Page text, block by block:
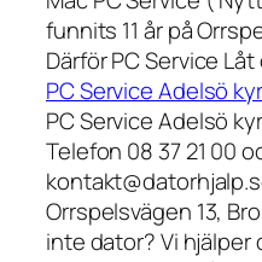
funnits 11 år på
Därför PC Service
PC Service Adelsö
PC Service Adelsö
Telefon 08 37 21 00
Orrspelsvägen 13,
inte dator? Vi hjälper